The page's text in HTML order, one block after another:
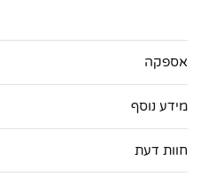
אספקה
מידע נוסף
חוות דעת